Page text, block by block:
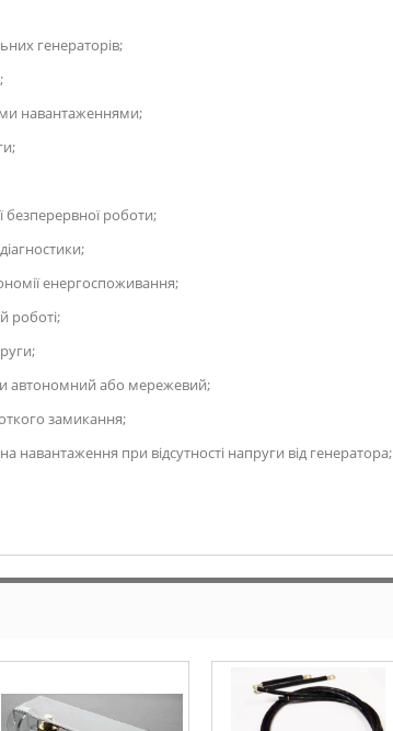
генераторів;
навантаженнями;
безперервної роботи;
енергоспоживання;
роботі;
автономний або мережевий;
замикання;
навантаження при відсутності напруги від генератора;